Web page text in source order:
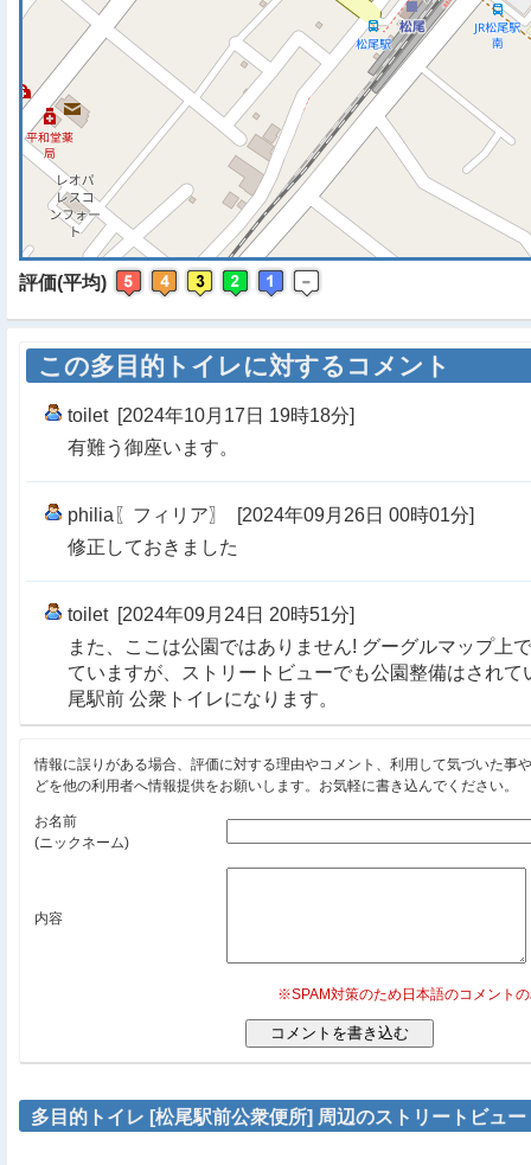
評価(平均)
この多目的トイレに対するコメント
toilet [2024年10月17日 19時18分]
有難う御座います。
philia〖フィリア〗 [2024年09月26日 00時01分]
修正しておきました
toilet [2024年09月24日 20時51分]
また、ここは公園ではありません! グーグルマップ上
ていますが、ストリートビューでも公園整備はされて
尾駅前 公衆トイレになります。
情報に誤りがある場合、評価に対する理由やコメント、利用して気づいた事
どを他の利用者へ情報提供をお願いします。お気軽に書き込んでください。
お名前
(ニックネーム)
内容
※SPAM対策のため日本語のコメント
多目的トイレ [松尾駅前公衆便所] 周辺のストリートビュー